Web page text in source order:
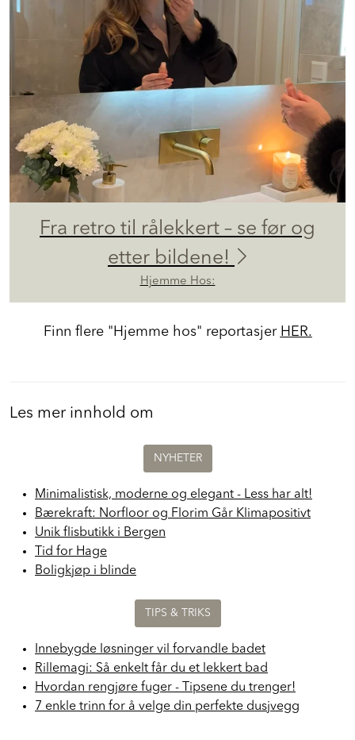
Fra retro til rålekkert – se før og
etter bildene!
Hjemme Hos:
Finn flere "Hjemme hos" reportasjer HER.
Les mer innhold om
NYHETER
Minimalistisk, moderne og elegant - Less har alt!
Bærekraft: Norfloor og Florim Går Klimapositivt
Unik flisbutikk i Bergen
Tid for Hage
Boligkjøp i blinde
TIPS & TRIKS
Innebygde løsninger vil forvandle badet
Rillemagi: Så enkelt får du et lekkert bad
Hvordan rengjøre fuger - Tipsene du trenger!
7 enkle trinn for å velge din perfekte dusjvegg